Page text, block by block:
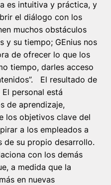
es intuitiva y práctica, y
el diálogo con los
muchos obstáculos
y su tiempo; GEnius nos
de ofrecer lo que los
tiempo, darles acceso
El resultado de
personal está
de aprendizaje,
los objetivos clave del
a los empleados a
de su propio desarrollo.
con los demás
a medida que la
en nuevas